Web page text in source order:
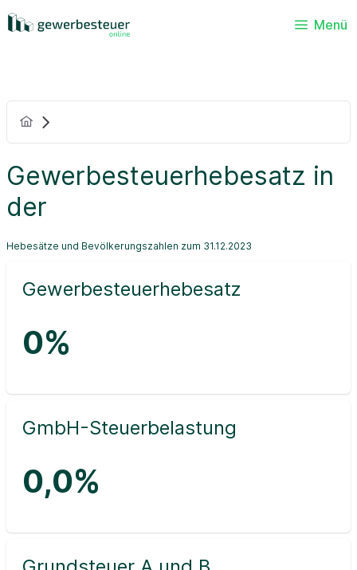
Menü
Gewerbesteuerhebesatz in
der
Hebesätze und Bevölkerungszahlen zum 31.12.2023
Gewerbesteuerhebesatz
0%
GmbH-Steuerbelastung
0,0%